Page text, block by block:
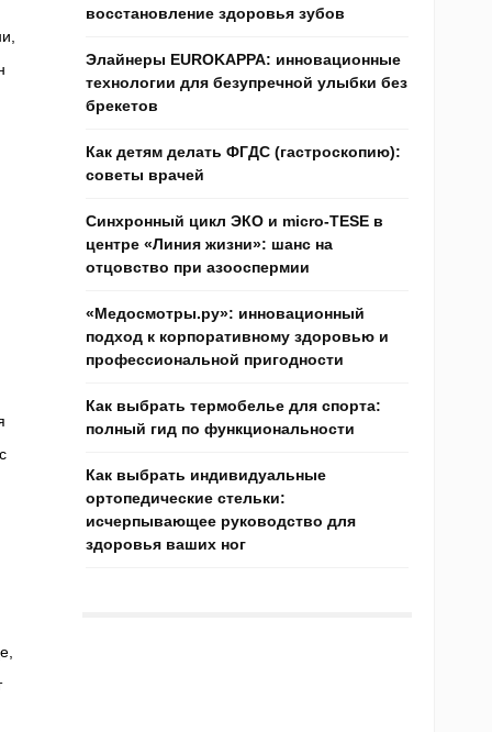
восстановление здоровья зубов
Элайнеры EUROKAPPA: инновационные
технологии для безупречной улыбки без
брекетов
Как детям делать ФГДС (гастроскопию):
советы врачей
Синхронный цикл ЭКО и micro-TESE в
центре «Линия жизни»: шанс на
отцовство при азооспермии
«Медосмотры.ру»: инновационный
подход к корпоративному здоровью и
профессиональной пригодности
Как выбрать термобелье для спорта:
полный гид по функциональности
Как выбрать индивидуальные
ортопедические стельки:
исчерпывающее руководство для
здоровья ваших ног